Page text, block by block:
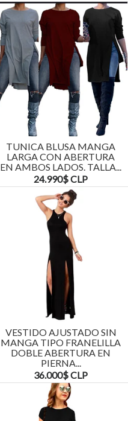
TUNICA BLUSA MANGA
LARGA CON ABERTURA
EN AMBOS LADOS. TALLA...
24.990$ CLP
VESTIDO AJUSTADO SIN
MANGA TIPO FRANELILLA
DOBLE ABERTURA EN
PIERNA...
36.000$ CLP